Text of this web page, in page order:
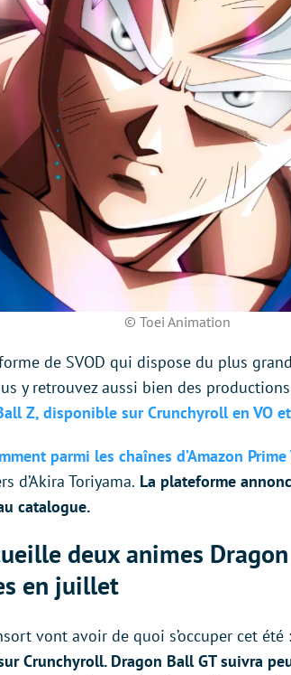
© Toei Animation
de SVOD qui dispose du plus
y retrouvez aussi bien des
Z, disponible sur Crunchyroll en VO
parmi les chaînes d’Amazon Prime
d’Akira Toriyama. La plateforme
catalogue.
deux animes
en juillet
vont avoir de quoi s’occuper cet été :
Crunchyroll. Dragon Ball GT suivra